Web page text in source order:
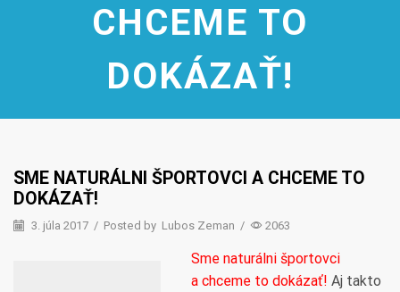
CHCEME TO
DOKÁZAŤ!
SME NATURÁLNI ŠPORTOVCI A CHCEME TO
DOKÁZAŤ!
3. júla 2017 / Posted by Lubos Zeman / 2063
Sme naturálni športovci
a chceme to dokázať! Aj takto